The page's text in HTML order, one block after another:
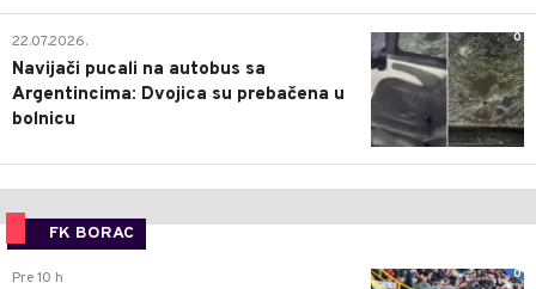
0
22.07.2026.
Navijači pucali na autobus sa
Argentincima: Dvojica su prebačena u
bolnicu
FK BORAC
0
Pre 10 h